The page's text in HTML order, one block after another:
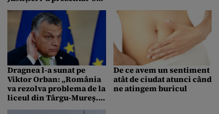
Dragnea l-a sunat pe
Viktor Orban: „România
va rezolva problema de la
liceul din Târgu-Mureș.
De ce avem un sentiment
atât de ciudat atunci când
ne atingem buricul